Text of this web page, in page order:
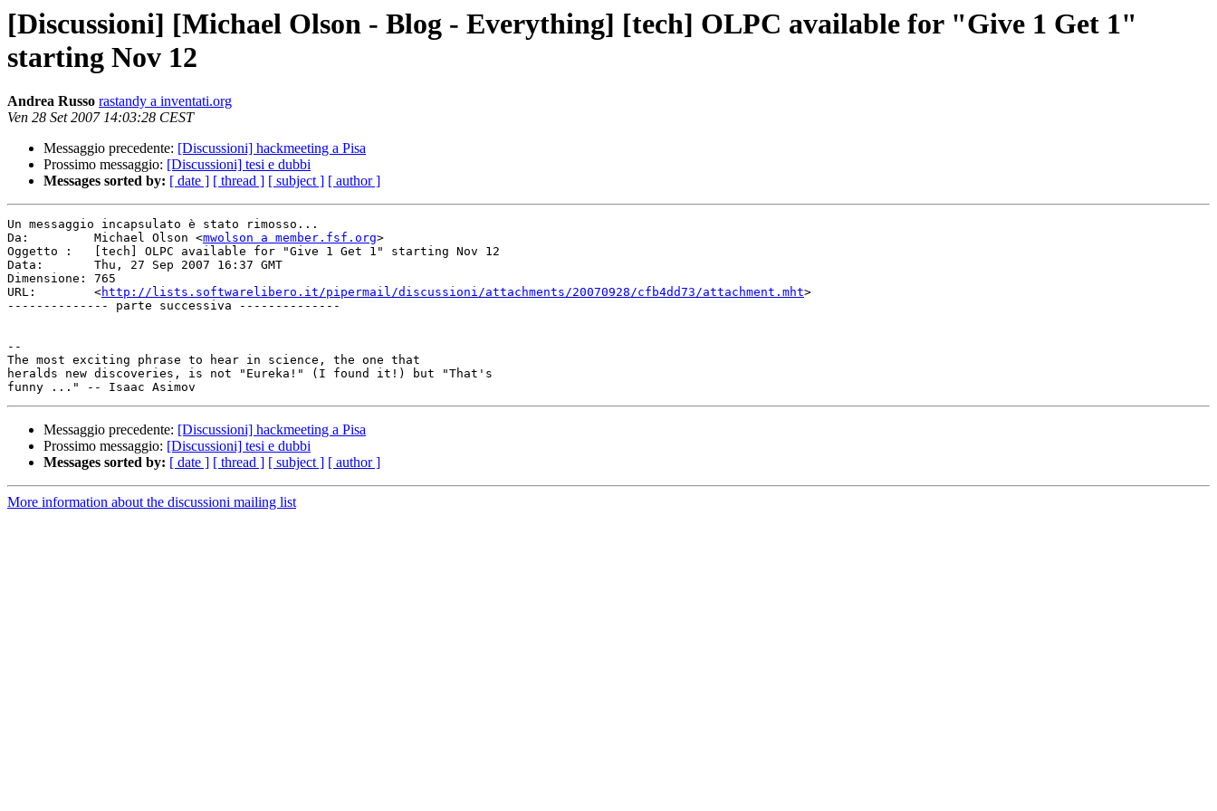
[Discussioni] [Michael Olson - Blog - Everything] [tech] OLPC available for "Give 1 Get 1"
starting Nov 12
Andrea Russo rastandy a inventati.org
Ven 28 Set 2007 14:03:28 CEST
Messaggio precedente: [Discussioni] hackmeeting a Pisa
Prossimo messaggio: [Discussioni] tesi e dubbi
Messages sorted by: [ date ] [ thread ] [ subject ] [ author ]
Un messaggio incapsulato è stato rimosso...
Da:         Michael Olson <mwolson a member.fsf.org>
Oggetto :   [tech] OLPC available for "Give 1 Get 1" starting Nov 12
Data:       Thu, 27 Sep 2007 16:37 GMT
Dimensione: 765
URL:        <http://lists.softwarelibero.it/pipermail/discussioni/attachments/20070928/cfb4dd73/attachment.mht>
-------------- parte successiva --------------
--
The most exciting phrase to hear in science, the one that
heralds new discoveries, is not "Eureka!" (I found it!) but "That's
Messaggio precedente: [Discussioni] hackmeeting a Pisa
Prossimo messaggio: [Discussioni] tesi e dubbi
Messages sorted by: [ date ] [ thread ] [ subject ] [ author ]
More information about the discussioni mailing list